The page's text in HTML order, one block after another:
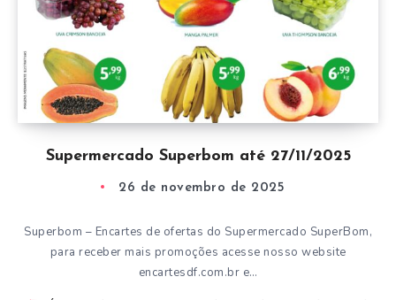
Supermercado Superbom até 27/11/2025
26 de novembro de 2025
Superbom – Encartes de ofertas do Supermercado SuperBom,
para receber mais promoções acesse nosso website
encartesdf.com.br e…